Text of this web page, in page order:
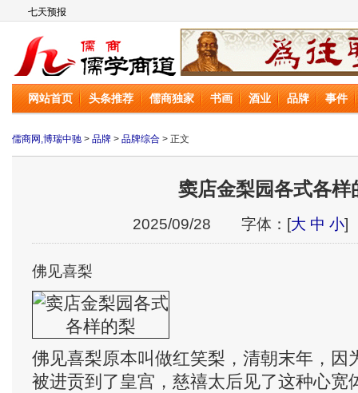
儒商网
网站首页 头条推荐 儒商独家 书画 酒业 品牌 事件
儒商网,博瑞中驰 > 品牌 > 品牌综合 > 正文
窦店金梨园各式各样
2025/09/28 字体：[大 中 小]
佛见喜梨
佛见喜梨原本叫做红笑梨，清朝末年，因
被进贡到了皇宫，慈禧太后见了这种心宽